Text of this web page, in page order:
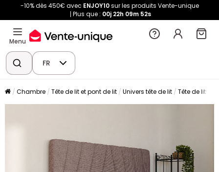
-10% dès 450€ avec ENJOY10sur les produits Vente-unique
Plus que : 00j 22h 09m 52s
Menu
FR
Chambre Tête de lit et pont de lit Univers tête de lit Tête de lit